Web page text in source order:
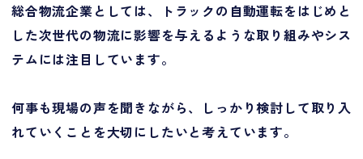
総合物流企業としては、トラックの自動運転をはじめと
した次世代の物流に影響を与えるような取り組みやシス
テムには注目しています。
何事も現場の声を聞きながら、しっかり検討して取り入
れていくことを大切にしたいと考えています。